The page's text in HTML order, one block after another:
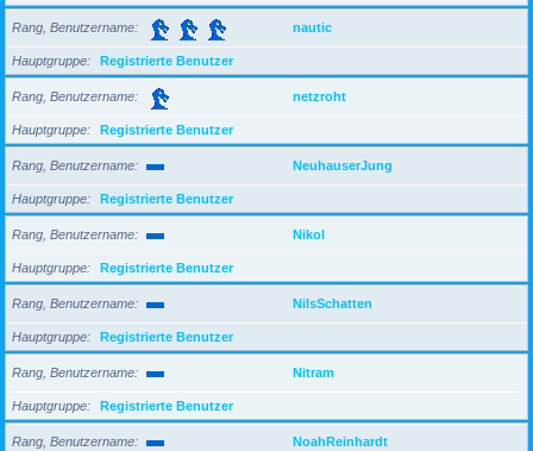
Rang, Benutzername nautic
Hauptgruppe Registrierte Benutzer
Rang, Benutzername netzroht
Hauptgruppe Registrierte Benutzer
Rang, Benutzername NeuhauserJung
Hauptgruppe Registrierte Benutzer
Rang, Benutzername Nikol
Hauptgruppe Registrierte Benutzer
Rang, Benutzername NilsSchatten
Hauptgruppe Registrierte Benutzer
Rang, Benutzername Nitram
Hauptgruppe Registrierte Benutzer
Rang, Benutzername NoahReinhardt